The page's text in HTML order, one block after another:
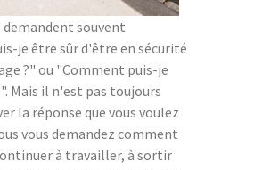
demandent souvent
je être sûr d'être en sécurité
?" ou "Comment puis-je
Mais il n'est pas toujours
la réponse que vous voulez
vous demandez comment
à travailler, à sortir